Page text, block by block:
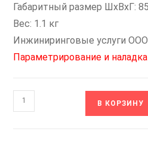
Габаритный размер ШхВхГ:
Вес: 1.1 кг
Инжиниринговые услуги
Параметрирование и наладка
Количество
товара
В КОРЗИНУ